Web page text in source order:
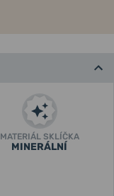
MATERIÁL SKLÍČKA
MINERÁLNÍ